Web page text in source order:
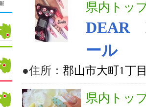
県内トッ
DEAR
ール
●住所： 郡山市大町1丁
県内トッ